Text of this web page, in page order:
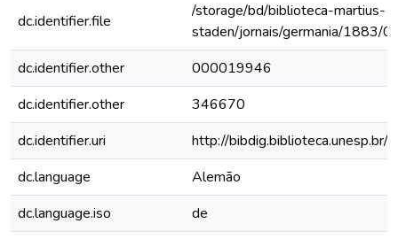
dc.identifier.file
/storage/bd/biblioteca-martius-
staden/jornais/germania/1883/
dc.identifier.other
000019946
dc.identifier.other
346670
dc.identifier.uri
http://
dc.language
Alemão
dc.language.iso
de